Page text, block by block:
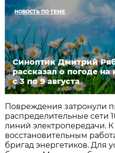
НОВОСТЬ ПО ТЕМЕ
Синоптик Дмитрий
рассказал о погоде на
с 3 по 9 августа
Повреждения затронули
распределительные сети
линий электропередачи.
восстановительным
бригад энергетиков. Для